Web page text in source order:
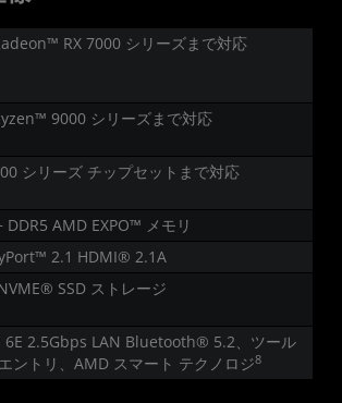
RX 7000 シリーズまで対応
9000 シリーズまで対応
シリーズ チップセットまで対応
DDR5 AMD EXPO™ メモリ
2.1 HDMI® 2.1A
SSD ストレージ
2.5Gbps LAN Bluetooth® 5.2、ツール
ントリ、AMD スマート テクノロジ8